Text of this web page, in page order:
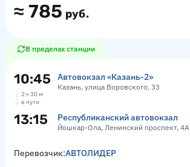
≈ 785 руб.
В пределах станции
10:45 Автовокзал «‎Казань-2»
Казань, улица Воровского, 33
2 ч 30 м
в пути
13:15 Республиканский автовокзал
Йошкар-Ола, Ленинский проспект, 4А
Перевозчик:АВТОЛИДЕР